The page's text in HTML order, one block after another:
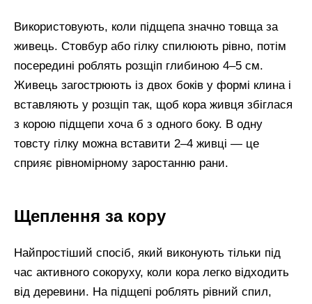
Використовують, коли підщепа значно товща за
живець. Стовбур або гілку спилюють рівно, потім
посередині роблять розщіп глибиною 4–5 см.
Живець загострюють із двох боків у формі клина і
вставляють у розщіп так, щоб кора живця збіглася
з корою підщепи хоча б з одного боку. В одну
товсту гілку можна вставити 2–4 живці — це
сприяє рівномірному заростанню рани.
Щеплення за кору
Найпростіший спосіб, який виконують тільки під
час активного сокоруху, коли кора легко відходить
від деревини. На підщепі роблять рівний спил,